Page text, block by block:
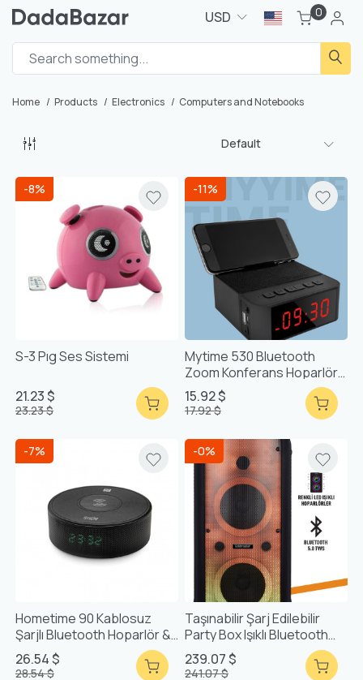
USD 0
Home Products Electronics Computers and Notebooks
Default
-8%
S-3 Pıg Ses Sistemi
21.23 $
23.23 $
-11%
Mytime 530 Bluetooth
Zoom Konferans Hoparlörü
Geniş Ekranlı Alarm Saat
15.92 $
17.92 $
-7%
Hometime 90 Kablosuz
Şarjlı Bluetooth Hoparlör &
Alarm Saat
26.54 $
28.54 $
-0%
Taşınabilir Şarj Edilebilir
Party Box Işıklı Bluetooth
Hoparlör
239.07 $
241.07 $